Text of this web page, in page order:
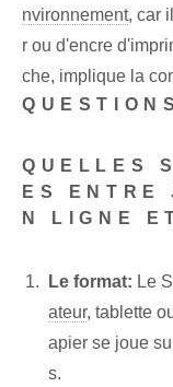
nvironnement, car
r ou d'encre
che, implique la
QUELLES
ES ENTRE
N LIGNE
Le format: Le
ateur, tablette
apier se joue
s.